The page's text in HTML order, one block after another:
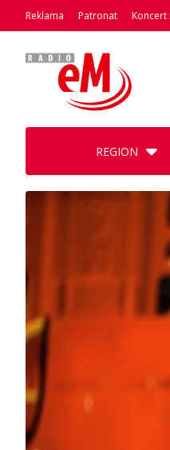
Reklama Patronat Koncert
REGION